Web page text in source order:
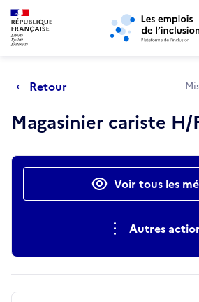
Aller au menu principal Aller au contenu
Retour
Magasinier cariste H/
Actions rapidesVoir tous les
Autres
Retour au début de la page
Panneau de gestion des cookies